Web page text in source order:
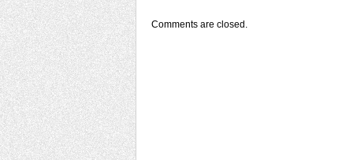
Comments are closed.